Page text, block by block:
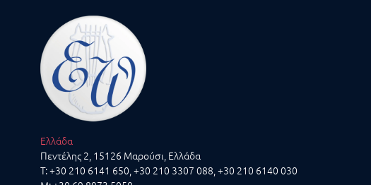
Ελλάδα
Πεντέλης 2, 15126 Μαρούσι, Ελλάδα
T:+30 210 6141 650 +30 210 3307 088 +30 210 6140 030